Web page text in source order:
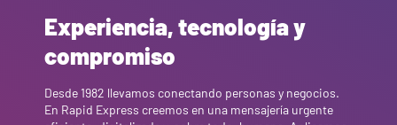
Experiencia, tecnología y
compromiso
Desde 1982 llevamos conectando personas y negocios.
En Rapid Express creemos en una mensajería urgente